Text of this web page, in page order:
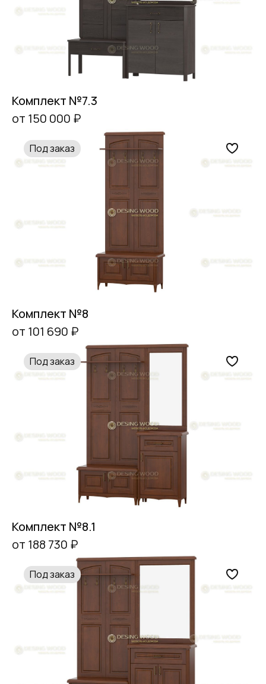
Комплект №7.3
от 150 000 ₽
Под заказ
Комплект №8
от 101 690 ₽
Под заказ
Комплект №8.1
от 188 730 ₽
Под заказ